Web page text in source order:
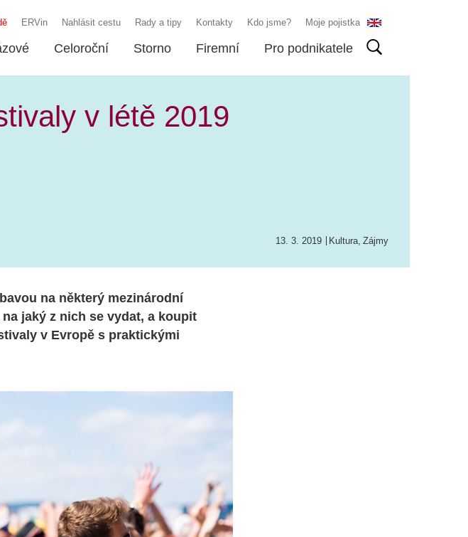
ERVin Nahlásit cestu Rady a tipy Kontakty Kdo jsme? Moje pojistka
Celoroční Storno Firemní Pro podnikatele
v létě 2019
13. 3. 2019 Kultura, Zájmy
na některý mezinárodní
jaký z nich se vydat, a koupit
v Evropě s praktickými